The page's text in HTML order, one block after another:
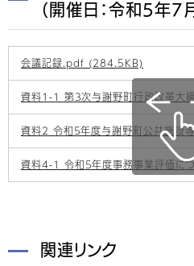
（開催日：令和5年7
会議記録.pdf (284.5KB)
資料1-1 第３次与謝野町行政改革大
資料2 令和５年度与謝野町公共施
資料4-1 令和５年度事務事業評価
関連リンク